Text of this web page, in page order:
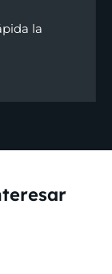
la